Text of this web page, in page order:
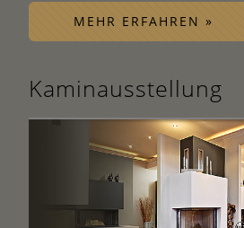
MEHR ERFAHREN »
Kaminausstellung